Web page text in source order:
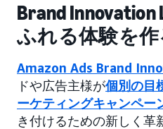
Brand
ふれる体験を作
Amazon Ads Brand
ドや広告主様が個別の目
ーケティングキャンペー
き付けるための新しく革